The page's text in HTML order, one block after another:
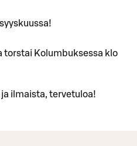
torstai Kolumbuksessa klo
ilmaista, tervetuloa!